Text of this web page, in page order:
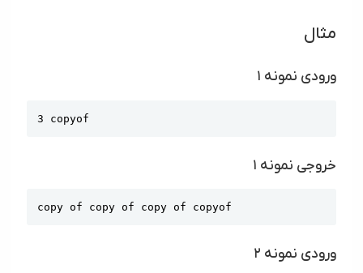
مثال
ورودی نمونه ۱
3 copyof
خروجی نمونه ۱
copy of copy of copy of copyof
ورودی نمونه ۲